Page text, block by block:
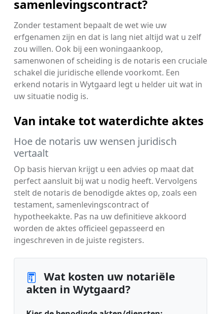
samenlevingscontract?
Zonder testament bepaalt de wet wie uw
erfgenamen zijn en dat is lang niet altijd wat u zelf
zou willen. Ook bij een woningaankoop,
samenwonen of scheiding is de notaris een cruciale
schakel die juridische ellende voorkomt. Een
erkend notaris in Wytgaard legt u helder uit wat in
uw situatie nodig is.
Van intake tot waterdichte aktes
Hoe de notaris uw wensen juridisch
vertaalt
Op basis hiervan krijgt u een advies op maat dat
perfect aansluit bij wat u nodig heeft. Vervolgens
stelt de notaris de benodigde aktes op, zoals een
testament, samenlevingscontract of
hypotheekakte. Pas na uw definitieve akkoord
worden de aktes officieel gepasseerd en
ingeschreven in de juiste registers.
Wat kosten uw notariële
akten in Wytgaard?